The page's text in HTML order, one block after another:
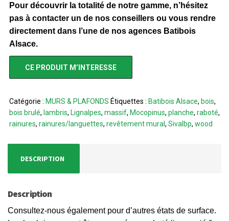
Pour découvrir la totalité de notre gamme, n’hésitez
pas à contacter un de nos conseillers ou vous rendre
directement dans l’une de nos agences Batibois
Alsace.
CE PRODUIT M’INTERESSE
Catégorie : MURS & PLAFONDS Étiquettes : Batibois Alsace, bois,
bois brulé, lambris, Lignalpes, massif, Mocopinus, planche, raboté,
rainures, rainures/languettes, revêtement mural , Sivalbp, wood
DESCRIPTION
Description
Consultez-nous également pour d’autres états de surface.